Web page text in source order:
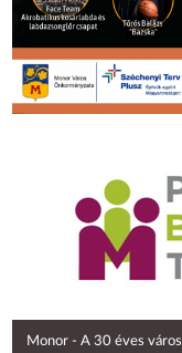
Monor - A 30 éves város